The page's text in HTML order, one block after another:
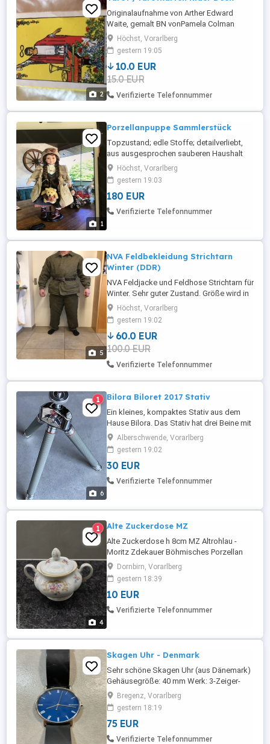
2
Originalaufnahme von Arther Edward
Waite, gemalt BN vonPamela Colman
SmithHöchst, Vorarlberg
gestern 19:05
10.0 EUR
15.0 EUR
Verifizierte Telefonnummer
1
Porzellanpuppe Sammlerstück
Topzustand; edle Stoffe; detailverliebt,
aus ausgesprochen sauberen Haushalt
Höchst, Vorarlberg
gestern 19:03
180 EUR
Verifizierte Telefonnummer
5
NVA Feldbekleidung Strichtarn
Winter (DDR)
NVA Feldjacke und Feldhose Strichtarn für
Winter. Sehr guter Zustand. Größe wird in
M52 angegeben. Ich bin 1,78 und mir
würde er passen. Habe selber aber keine
Verwendung dafür.
Höchst, Vorarlberg
gestern 19:02
60.0 EUR
100.0 EUR
Verifizierte Telefonnummer
6
1 Bilora Biloret 2017 Stativ
Ein kleines, kompaktes Stativ aus dem
Hause Bilora. Das Stativ hat drei Beine mit
6 fachem Auszug. Sie sind aus Messing,
das obere Element ist gummiert. Kann
gegen versandkosten auch versendet
werden sonst Abholung in Alberschwende
Alberschwende, Vorarlberg
gestern 19:02
30 EUR
Verifizierte Telefonnummer
4
1 Alte Zuckerdose MZ
Alte Zuckerdose h 8cm MZ Altrohlau -
Moritz Zdekauer Böhmisches Porzellan
Privatverkauf - keine Rücknahme Nur
Selbstabholung
Dornbirn, Vorarlberg
gestern 18:39
10 EUR
Verifizierte Telefonnummer
Skagen Uhr - Denmark
Sehr schöne Skagen Uhr (aus Dänemark)
Gehäusegröße: 40 mm Werk: 3-Zeiger-
Quarzwerk Band: schwarzes Lederband
Batterie leer - muss ausgetauscht werden
(Kosten beim Uhrmacher ca. 10 Euro) Sehr
guter Zustand!
Bregenz, Vorarlberg
gestern 18:19
75 EUR
Verifizierte Telefonnummer